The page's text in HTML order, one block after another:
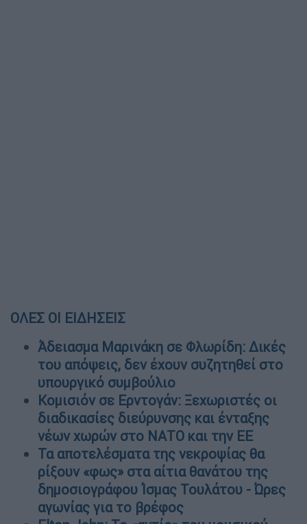
ΟΛΕΣ ΟΙ ΕΙΔΗΣΕΙΣ
Άδειασμα Μαρινάκη σε Φλωρίδη: Δικές
του απόψεις, δεν έχουν συζητηθεί στο
υπουργικό συμβούλιο
Κομισιόν σε Ερντογάν: Ξεχωριστές οι
διαδικασίες διεύρυνσης και ένταξης
νέων χωρών στο ΝΑΤΟ και την ΕΕ
Τα αποτελέσματα της νεκροψίας θα
ρίξουν «φως» στα αίτια θανάτου της
δημοσιογράφου Ίσμας Τουλάτου - Ώρες
αγωνίας για το βρέφος